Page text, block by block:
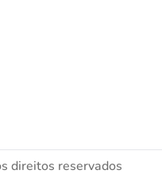
direitos reservados